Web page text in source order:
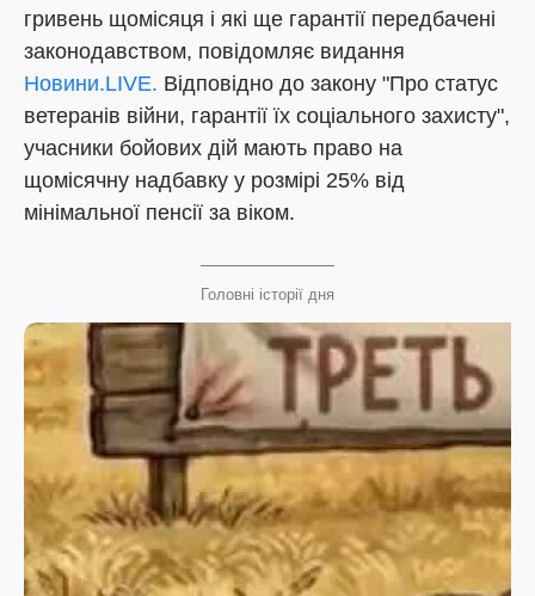
гривень щомісяця і які ще гарантії передбачені
законодавством, повідомляє видання
Новини.LIVE. Відповідно до закону "Про статус
ветеранів війни, гарантії їх соціального захисту",
учасники бойових дій мають право на
щомісячну надбавку у розмірі 25% від
мінімальної пенсії за віком.
Головні історії дня